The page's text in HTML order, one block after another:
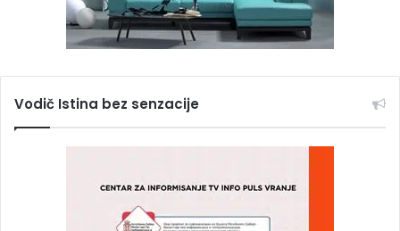
Vodič Istina bez senzacije